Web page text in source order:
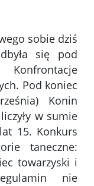
sobie dziś
się pod
Pod koniec
Konin
w sumie
15. Konkurs
taneczne:
towarzyski i
nie